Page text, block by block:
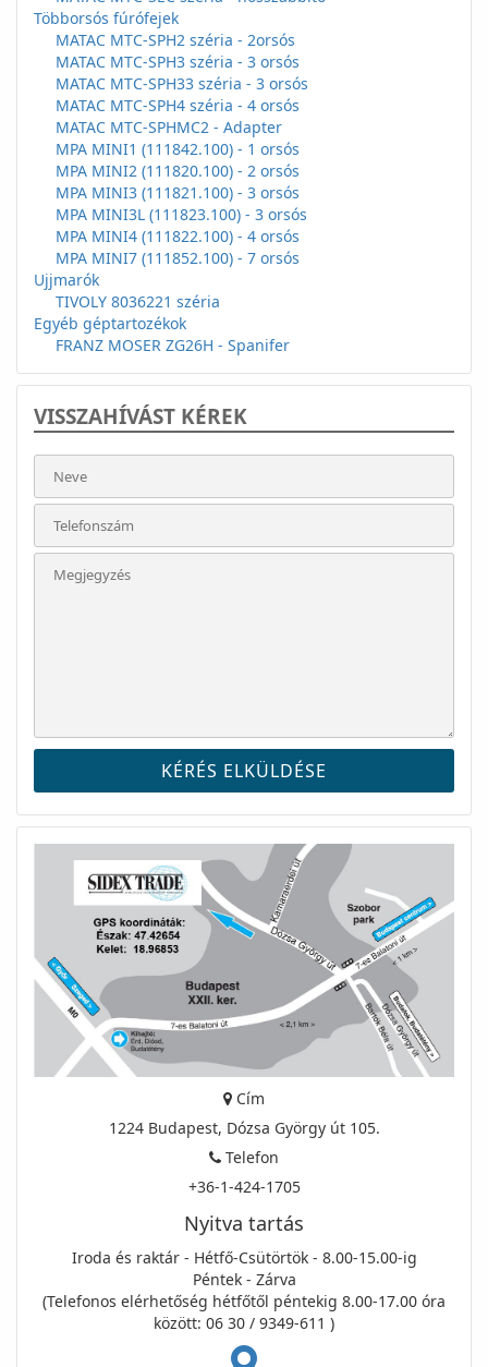
Többorsós fúrófejek
MATAC MTC-SPH2 széria - 2orsós
MATAC MTC-SPH3 széria - 3 orsós
MATAC MTC-SPH33 széria - 3 orsós
MATAC MTC-SPH4 széria - 4 orsós
MATAC MTC-SPHMC2 - Adapter
MPA MINI1 (111842.100) - 1 orsós
MPA MINI2 (111820.100) - 2 orsós
MPA MINI3 (111821.100) - 3 orsós
MPA MINI3L (111823.100) - 3 orsós
MPA MINI4 (111822.100) - 4 orsós
MPA MINI7 (111852.100) - 7 orsós
Ujjmarók
TIVOLY 8036221 széria
Egyéb géptartozékok
FRANZ MOSER ZG26H - Spanifer
VISSZAHÍVÁST KÉREK
Cím
1224 Budapest, Dózsa György út 105.
Telefon
+36-1-424-1705
Nyitva tartás
Iroda és raktár - Hétfő-Csütörtök - 8.00-15.00-ig
Péntek - Zárva
(Telefonos elérhetőség hétfőtől péntekig 8.00-17.00 óra
között: 06 30 / 9349-611 )